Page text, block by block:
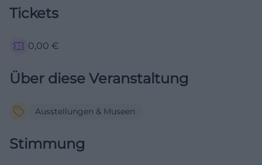
Tickets
0,00 €
Über diese Veranstaltung
Ausstellungen & Museen
Stimmung